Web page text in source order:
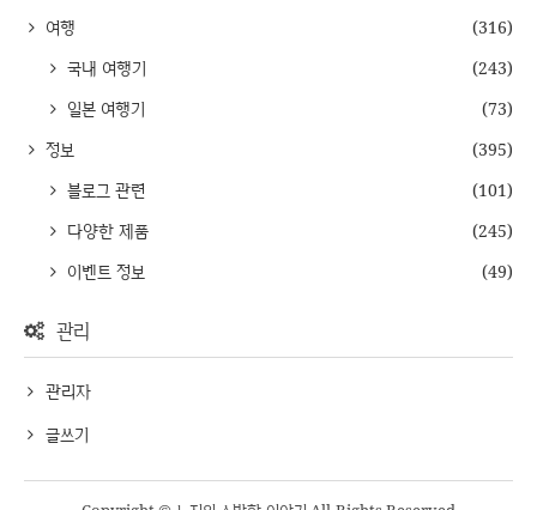
여행
(316)
국내 여행기
(243)
일본 여행기
(73)
정보
(395)
블로그 관련
(101)
다양한 제품
(245)
이벤트 정보
(49)
관리
관리자
글쓰기